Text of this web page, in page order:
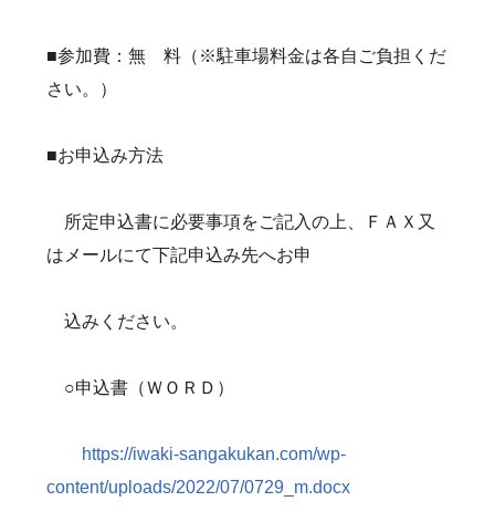
■参加費：無 料（※駐車場料金は各自ご負担くだ
さい。）
■お申込み方法
所定申込書に必要事項をご記入の上、ＦＡＸ又
はメールにて下記申込み先へお申
込みください。
○申込書（ＷＯＲＤ）
https://iwaki-sangakukan.com/wp-
content/uploads/2022/07/0729_m.docx